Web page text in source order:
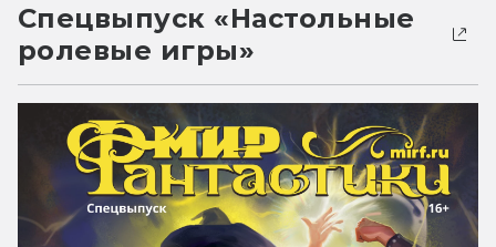
Спецвыпуск «Настольные
ролевые игры»